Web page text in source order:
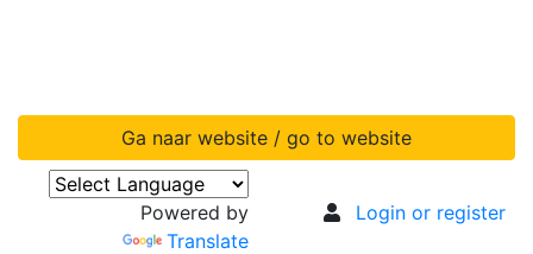
Ga naar website / go to website
Powered by
Translate
Login or register